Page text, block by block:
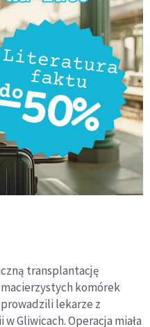
transplantację
komórek
lekarze z
Gliwicach. Operacja miała